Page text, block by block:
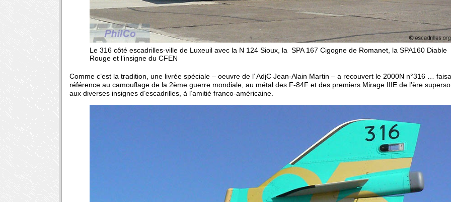
Le 316 côté escadrilles-ville de Luxeuil avec la N 124 Sioux, la SPA 167 Cigogne de Romanet, la SPA160 Diable
Rouge et l’insigne du CFEN
Comme c’est la tradition, une livrée spéciale – oeuvre de l’ AdjC Jean-Alain Martin – a recouvert le 2000N n°316 …
référence au camouflage de la 2ème guerre mondiale, au métal des F-84F et des premiers Mirage IIIE de l’ère
aux diverses insignes d’escadrilles, à l’amitié franco-américaine.